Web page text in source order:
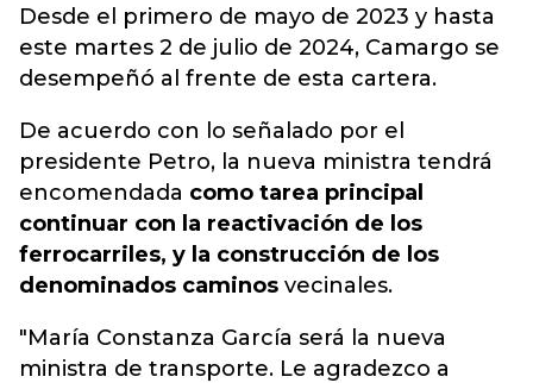
Desde el primero de mayo de 2023 y hasta
este martes 2 de julio de 2024, Camargo se
desempeñó al frente de esta cartera.
De acuerdo con lo señalado por el
presidente Petro, la nueva ministra tendrá
encomendada como tarea principal
continuar con la reactivación de los
ferrocarriles, y la construcción de los
denominados caminos vecinales.
"María Constanza García será la nueva
ministra de transporte. Le agradezco a